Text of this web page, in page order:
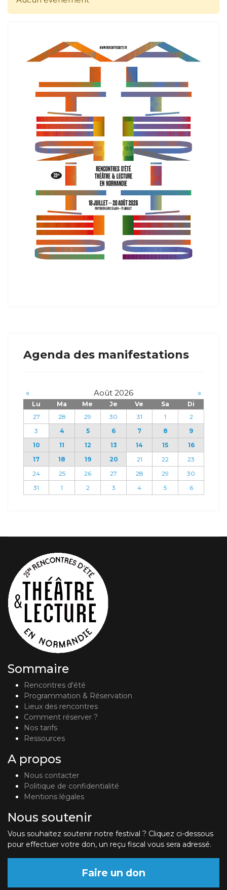
Agenda des manifestations
« Août 2026 »
Lu Ma Me Je Ve Sa
Di
27
28 29 30 31 1
2
3
4 5 6 7 8
9
10
11 12 13 14 15
16
17
18 19 20 21 22
23
24
25 26 27 28 29
30
31
1 2 3 4 5 6
Sommaire
Rencontres d'été
Programmation & Réservation
Lieux des rencontres
Comment réserver ?
Nos tarifs
Ressources
A propos
Nous contacter
Politique de confidentialité
Mentions légales
Nous soutenir
Vous souhaitez soutenir notre festival ? Cliquez ci-dessous
pour effectuer votre don, un reçu fiscal vous sera adressé.
Faire un don